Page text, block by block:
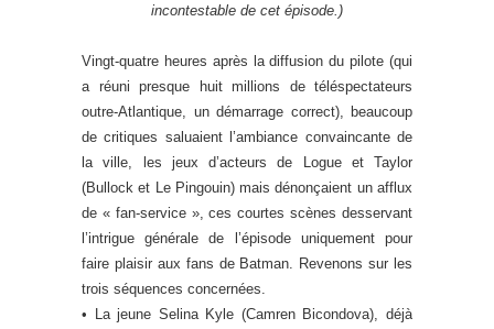
incontestable de cet épisode.)
Vingt-quatre heures après la diffusion du pilote (qui
a réuni presque huit millions de téléspectateurs
outre-Atlantique, un démarrage correct), beaucoup
de critiques saluaient l’ambiance convaincante de
la ville, les jeux d’acteurs de Logue et Taylor
(Bullock et Le Pingouin) mais dénonçaient un afflux
de « fan-service », ces courtes scènes desservant
l’intrigue générale de l’épisode uniquement pour
faire plaisir aux fans de Batman. Revenons sur les
trois séquences concernées.
• La jeune Selina Kyle (Camren Bicondova), déjà